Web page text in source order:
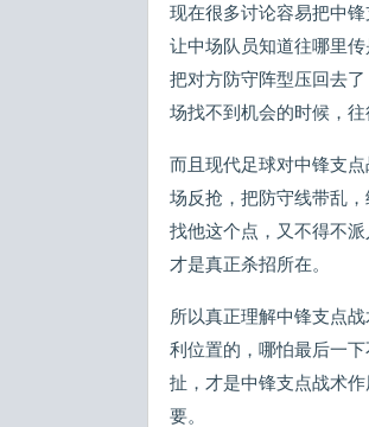
现在很多讨论容易把中
让中场队员知道往哪里
把对方防守阵型压回去
场找不到机会的时候，
而且现代足球对中锋支
场反抢，把防守线带乱
找他这个点，又不得不
才是真正杀招所在。
所以真正理解中锋支点
利位置的，哪怕最后一
扯，才是中锋支点战术
要。